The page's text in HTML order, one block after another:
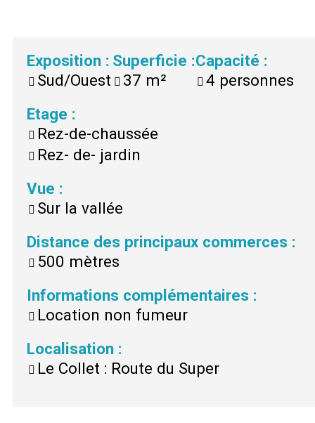
Exposition :
Sud/Ouest
Superficie :
37 m²
Capacité :
4 personnes
Etage :
Rez-de-chaussée
Rez- de- jardin
Vue :
Sur la vallée
Distance des principaux commerces :
500 mètres
Informations complémentaires :
Location non fumeur
Localisation :
Le Collet : Route du Super